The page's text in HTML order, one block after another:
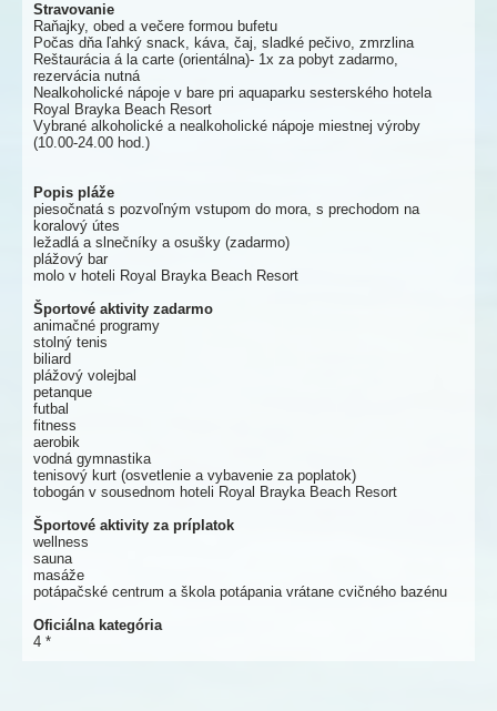
Stravovanie
Raňajky, obed a večere formou bufetu
Počas dňa ľahký snack, káva, čaj, sladké pečivo, zmrzlina
Reštaurácia á la carte (orientálna)- 1x za pobyt zadarmo,
rezervácia nutná
Nealkoholické nápoje v bare pri aquaparku sesterského hotela
Royal Brayka Beach Resort
Vybrané alkoholické a nealkoholické nápoje miestnej výroby
(10.00-24.00 hod.)
Popis pláže
piesočnatá s pozvoľným vstupom do mora, s prechodom na
koralový útes
ležadlá a slnečníky a osušky (zadarmo)
plážový bar
molo v hoteli Royal Brayka Beach Resort
Športové aktivity zadarmo
animačné programy
stolný tenis
biliard
plážový volejbal
petanque
futbal
fitness
aerobik
vodná gymnastika
tenisový kurt (osvetlenie a vybavenie za poplatok)
tobogán v sousednom hoteli Royal Brayka Beach Resort
Športové aktivity za príplatok
wellness
sauna
masáže
potápačské centrum a škola potápania vrátane cvičného bazénu
Oficiálna kategória
4 *